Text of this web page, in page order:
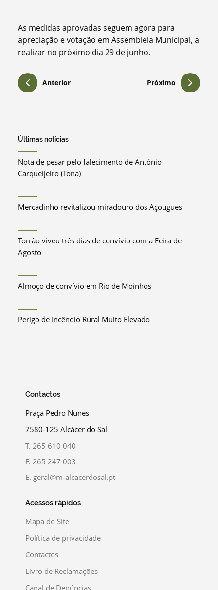
As medidas aprovadas seguem agora para
apreciação e votação em Assembleia Municipal, a
realizar no próximo dia 29 de junho.
Anterior Próximo
Últimas notícias
Nota de pesar pelo falecimento de António
Carqueijeiro (Tona)
Mercadinho revitalizou miradouro dos Açougues
Torrão viveu três dias de convívio com a Feira de
Agosto
Almoço de convívio em Rio de Moinhos
Perigo de Incêndio Rural Muito Elevado
Contactos
Praça Pedro Nunes
7580-125 Alcácer do Sal
T. 265 610 040
F. 265 247 003
E. geral@m-alcacerdosal.pt
Acessos rápidos
Mapa do Site
Política de privacidade
Contactos
Livro de Reclamações
Canal de Denúncias